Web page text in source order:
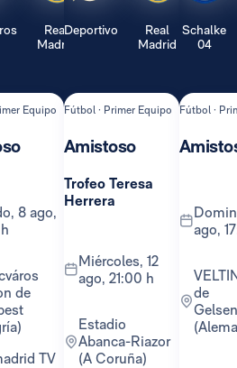
Real
Madrid
Equipo
de
TV
Deportivo
Real
Madrid
Fútbol · Primer Equipo
Amistoso
Trofeo Teresa
Herrera
miércoles, 12
ago, 21:00 h
Estadio
Abanca-Riazor
(A Coruña)
Schalke
04
Fútbol ·
domingo, 16
ago,
VELTINS-Arena
de